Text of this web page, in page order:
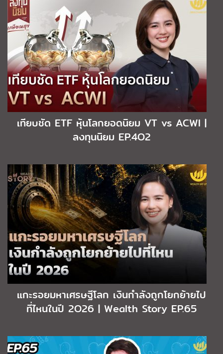
เทียบชัด ETF หุ้นโลกยอดนิยม VT vs ACWI |
ลงทุนนิยม EP.4O2
แกะรอยมหาเศรษฐีโลก เงินกำลังถูกโยกย้ายไป
ที่ไหนในปี 2O26 | Wealth Story EP.65